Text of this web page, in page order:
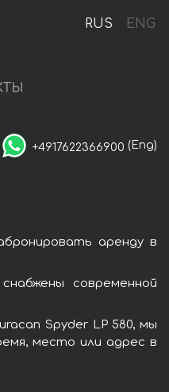
RUS ENG
+4917622366900 (Eng)
аренду в
современной
Spyder LP 580, мы
место или адрес в